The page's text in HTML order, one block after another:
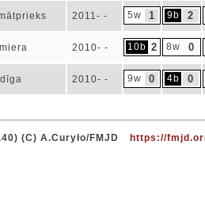
2011- - 5w 1 9b 2
2010- - 10b 2 8w 0
2010- - 9w 0 4b 0
(C) A.Curyło/FMJD
https://